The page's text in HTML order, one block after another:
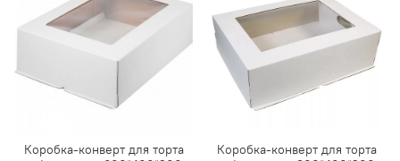
Коробка-конверт для торта
Коробка-конверт для торта